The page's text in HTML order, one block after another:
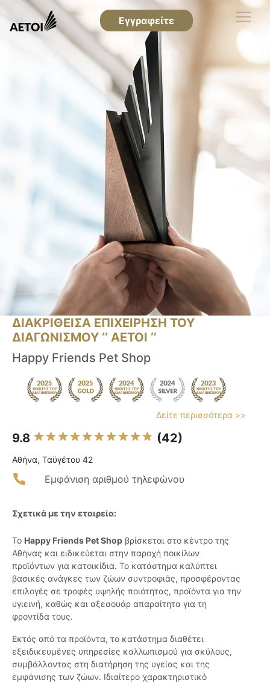
Εγγραφείτε
ΔΙΑΚΡΙΘΕΙΣΑ ΕΠΙΧΕΙΡΗΣΗ ΤΟΥ
ΔΙΑΓΩΝΙΣΜΟΥ ‘’ ΑΕΤΟΙ ‘’
Happy Friends Pet Shop
Δείτε περισσότερα >>
9.8 (42)
Αθήνα, Ταϋγέτου 42
Εμφάνιση αριθμού τηλεφώνου
Σχετικά με την εταιρεία:
Το Happy Friends Pet Shop βρίσκεται στο κέντρο της
Αθήνας και ειδικεύεται στην παροχή ποικίλων
προϊόντων για κατοικίδια. Το κατάστημα καλύπτει
βασικές ανάγκες των ζώων συντροφιάς, προσφέροντας
επιλογές σε τροφές υψηλής ποιότητας, προϊόντα για την
υγιεινή, καθώς και αξεσουάρ απαραίτητα για τη
φροντίδα τους.
Εκτός από τα προϊόντα, το κατάστημα διαθέτει
εξειδικευμένες υπηρεσίες καλλωπισμού για σκύλους,
συμβάλλοντας στη διατήρηση της υγείας και της
εμφάνισης των ζώων. Ιδιαίτερο χαρακτηριστικό